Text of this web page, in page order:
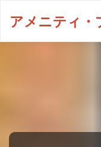
アメニティ・